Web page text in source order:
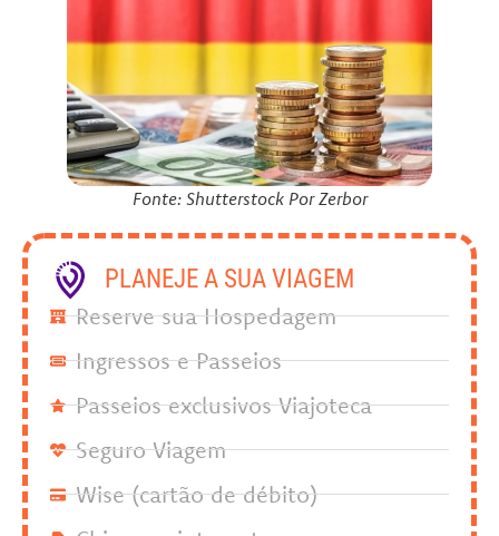
Fonte: Shutterstock Por Zerbor
PLANEJE A SUA VIAGEM
Reserve sua Hospedagem
Ingressos e Passeios
Passeios exclusivos Viajoteca
Seguro Viagem
Wise (cartão de débito)